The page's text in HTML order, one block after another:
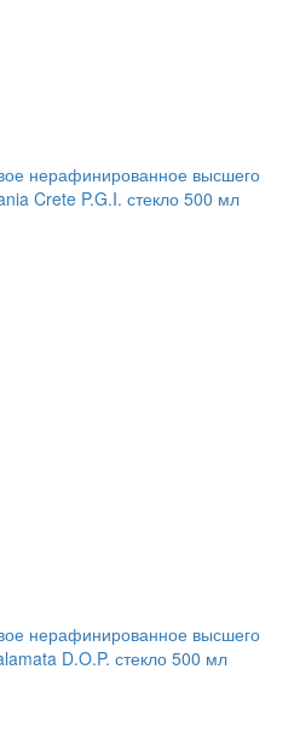
нерафинированное высшего
Crete P.G.I. стекло 500 мл
нерафинированное высшего
D.O.P. стекло 500 мл